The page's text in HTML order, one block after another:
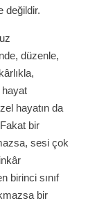
değildir.
düzenle,
hayatın da
bir
sesi çok
birinci sınıf
bir